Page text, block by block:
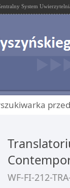
System
WF-FI-212-